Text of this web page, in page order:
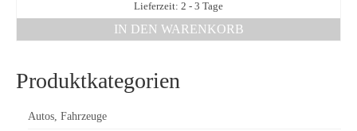
Lieferzeit: 2 - 3 Tage
IN DEN WARENKORB
Produktkategorien
Autos, Fahrzeuge